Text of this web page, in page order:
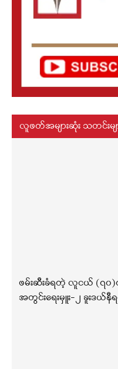
လူဖတ်အများဆုံး သတင်းမျ
ဖမ်းဆီးခံရတဲ့ လူငယ် (၇၀)
အတွင်းရေးမှူး-၂ ခူးဒယ်